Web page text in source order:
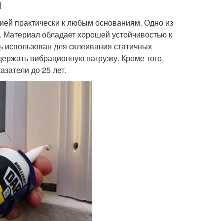
практически к любым основаниям. Одно из
обладает хорошей устойчивостью к
для склеивания статичных
вибрационную нагрузку. Кроме того,
до 25 лет.